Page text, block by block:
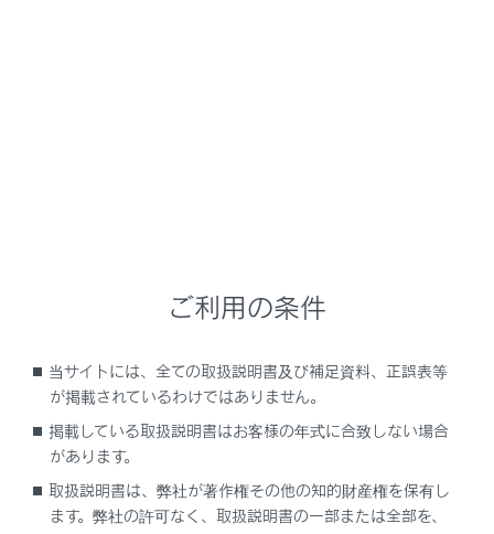
AHS（アダプティブハイビームシステム）
AHB（オートマチックハイビーム）
ご利用の条件
当サイトには、全ての取扱説明書及び補足資料、正誤表等
が掲載されているわけではありません。
掲載している取扱説明書はお客様の年式に合致しない場合
があります。
取扱説明書は、弊社が著作権その他の知的財産権を保有し
ます。弊社の許可なく、取扱説明書の一部または全部を、